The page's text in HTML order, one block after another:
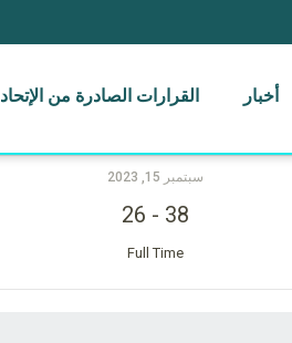
أخبار القرارات الصادرة من الإتحاد
سبتمبر 15, 2023
38
-
26
Full Time